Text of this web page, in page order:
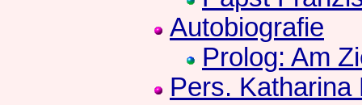
Autobiografie
Prolog: Am
Pers. Katharina